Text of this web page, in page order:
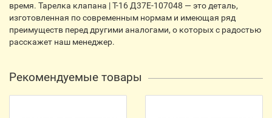
время. Тарелка клапана | Т-16 Д37Е-107048 — это деталь,
изготовленная по современным нормам и имеющая ряд
преимуществ перед другими аналогами, о которых с радостью
расскажет наш менеджер.
Рекомендуемые товары